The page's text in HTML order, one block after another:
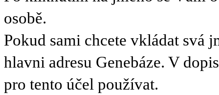
osobě.
Pokud sami chcete vkládat svá
hlavni adresu Genebáze. V
pro tento účel používat.